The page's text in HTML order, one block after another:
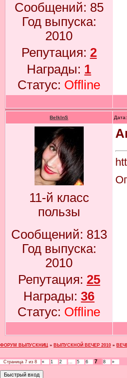
Сообщений: 85
Год выпуска:
2010
Репутация: 2
Награды: 1
Статус: Offline
BelkInS
11-й класс
пользы
Сообщений: 813
Год выпуска:
2010
Репутация: 25
Награды:36
Статус: Offline
ФОРУМ ВЫПУСКНИЦ » ВЫПУСКНОЙ ВЕЧЕР 2010 »
Страница 7 из 8 « 1 2 … 5 6 7 8 »